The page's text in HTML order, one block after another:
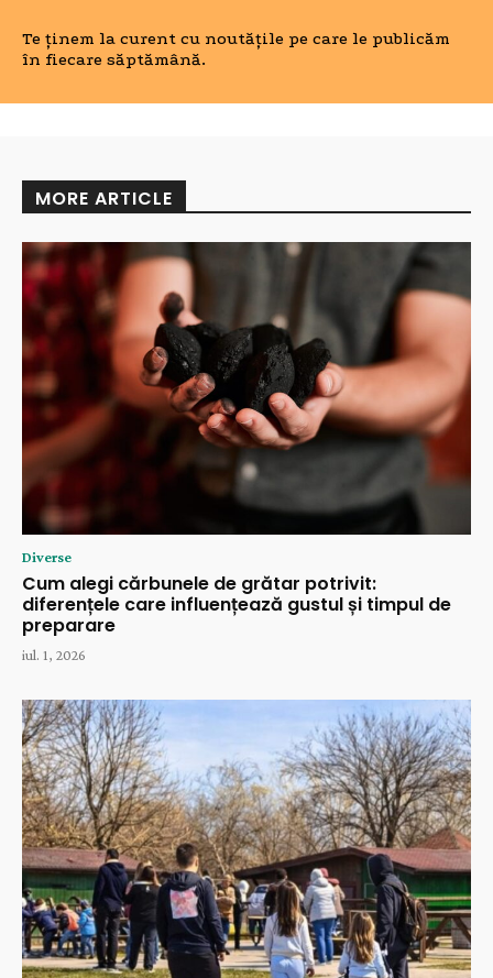
Te ținem la curent cu noutățile pe care le publicăm
în fiecare săptămână.
MORE ARTICLE
Diverse
Cum alegi cărbunele de grătar potrivit:
diferențele care influențează gustul și timpul de
preparare
iul. 1, 2026